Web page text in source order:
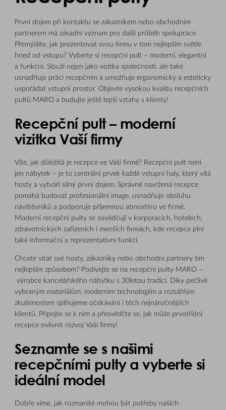
První dojem při kontaktu se zákazníkem nebo obchodním
partnerem má zásadní význam pro další průběh spolupráce.
Přemýšlíte, jak prezentovat svou firmu v tom nejlepším světle
hned od vstupu? Vyberte si recepční pult – moderní, elegantní
a funkční. Slouží nejen jako vizitka společnosti, ale také
usnadňuje práci recepčním a umožňuje ergonomicky a esteticky
uspořádat vstupní prostor. Objevte vysokou kvalitu recepčních
pultů MARO a budujte ještě lepší vztahy s klienty!
Recepční pult – moderní
vizitka Vaší firmy
Víte, jak důležitá je recepce ve Vaší firmě? Recepční pult není
jen nábytek – je to centrální prvek každé vstupní haly, který vítá
hosty a vytváří silný první dojem. Správně navržená recepce
pomáhá budovat profesionální image, usnadňuje obsluhu
návštěvníků a podporuje příjemnou atmosféru ve firmě.
Moderní recepční pulty se osvědčují v korporacích, hotelech,
zdravotnických zařízeních i menších firmách, kde recepce plní
také informační a reprezentativní funkci.
Chcete vítat své hosty, zákazníky nebo obchodní partnery tím
nejlepším způsobem? Podívejte se na recepční pulty MARO –
výrobce kancelářského nábytku s 30letou tradicí. Díky pečlivě
vybraným materiálům, moderním technologiím a rozsáhlým
zkušenostem splňujeme očekávání i těch nejnáročnějších
klientů. Připojte se k nim a přesvědčte se, jak může prvotřídní
recepce ovlivnit rozvoj Vaší firmy!
Seznamte se s našimi
recepčními pulty a vyberte si
ideální model
Dobře víme, jak rozmanité mohou být potřeby našich